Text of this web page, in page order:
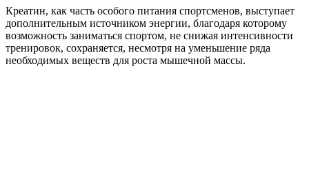
Креатин, как часть особого питания спортсменов, выступает
дополнительным источником энергии, благодаря которому
возможность заниматься спортом, не снижая интенсивности
тренировок, сохраняется, несмотря на уменьшение ряда
необходимых веществ для роста мышечной массы.